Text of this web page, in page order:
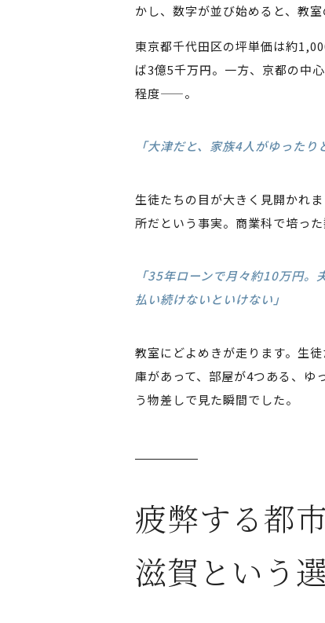
かし、数字が並び始めると、教室
東京都千代田区の坪単価は約
ば3億5千万円。一方、京都の中
程度——。
「大津だと、家族4人がゆった
生徒たちの目が大きく見開かれ
所だという事実。商業科で培っ
「35年ローンで月々約10万円
払い続けないといけない」
教室にどよめきが走ります。生
庫があって、部屋が4つある、
う物差しで見た瞬間でした。
疲弊する都
滋賀という